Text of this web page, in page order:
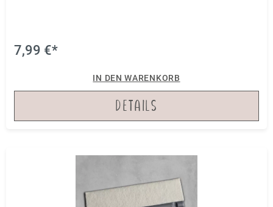
7,99 €*
IN DEN WARENKORB
DETAILS